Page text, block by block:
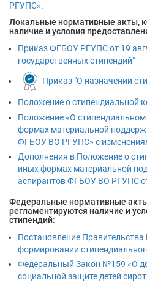
РГУПС».
Локальные нормативные акты,
наличие и условия
Приказ ФГБОУ РГУПС от 19
государственных стипендий"
Приказ "О назначении
Положение о стипендиальной
Положение «О стипендиальном
формах материальной
ФГБОУ ВО РГУПС» c
Дополнения в Положение о
иных формах материальной
аспирантов ФГБОУ ВО РГУПС
Федеральные нормативные
регламентируются наличие и
стипендий:
Постановление
формировании
Федеральный Закон №159 «О
социальной защите детей